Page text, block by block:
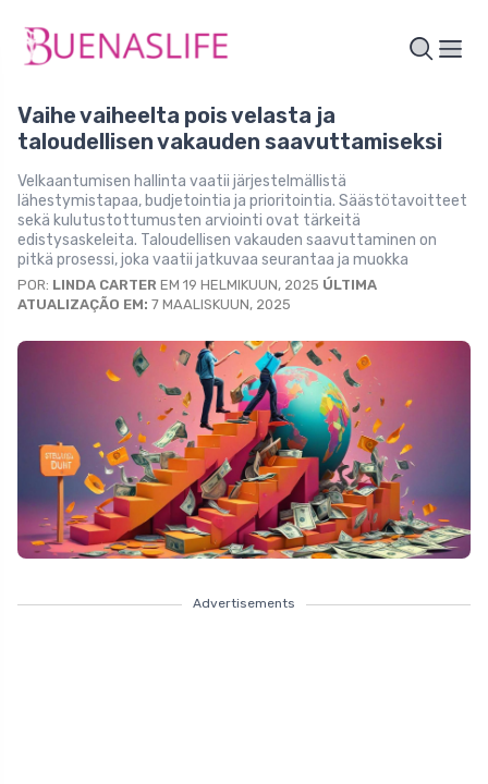
Vaihe vaiheelta pois velasta ja
taloudellisen vakauden saavuttamiseksi
Velkaantumisen hallinta vaatii järjestelmällistä
lähestymistapaa, budjetointia ja prioritointia. Säästötavoitteet
sekä kulutustottumusten arviointi ovat tärkeitä
edistysaskeleita. Taloudellisen vakauden saavuttaminen on
pitkä prosessi, joka vaatii jatkuvaa seurantaa ja muokka
POR: LINDA CARTER EM 19 HELMIKUUN, 2025 ÚLTIMA
ATUALIZAÇÃO EM: 7 MAALISKUUN, 2025
Advertisements